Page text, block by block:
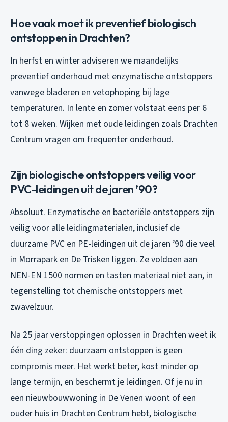
Hoe vaak moet ik preventief biologisch
ontstoppen in Drachten?
In herfst en winter adviseren we maandelijks
preventief onderhoud met enzymatische ontstoppers
vanwege bladeren en vetophoping bij lage
temperaturen. In lente en zomer volstaat eens per 6
tot 8 weken. Wijken met oude leidingen zoals Drachten
Centrum vragen om frequenter onderhoud.
Zijn biologische ontstoppers veilig voor
PVC-leidingen uit de jaren ’90?
Absoluut. Enzymatische en bacteriële ontstoppers zijn
veilig voor alle leidingmaterialen, inclusief de
duurzame PVC en PE-leidingen uit de jaren ’90 die veel
in Morrapark en De Trisken liggen. Ze voldoen aan
NEN-EN 1500 normen en tasten materiaal niet aan, in
tegenstelling tot chemische ontstoppers met
zwavelzuur.
Na 25 jaar verstoppingen oplossen in Drachten weet ik
één ding zeker: duurzaam ontstoppen is geen
compromis meer. Het werkt beter, kost minder op
lange termijn, en beschermt je leidingen. Of je nu in
een nieuwbouwwoning in De Venen woont of een
ouder huis in Drachten Centrum hebt, biologische